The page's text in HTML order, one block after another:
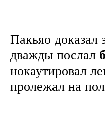
Пакьяо доказал
дважды послал
нокаутировал
пролежал на